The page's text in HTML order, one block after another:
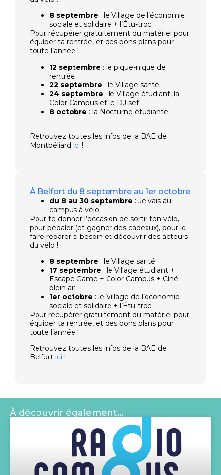
8 septembre : le Village de l’économie
sociale et solidaire + l’Étu-troc
Pour récupérer gratuitement du matériel pour
équiper ta rentrée, et des bons plans pour
toute l’année !
12 septembre : le pique-nique de
rentrée
22 septembre : le Village santé
24 septembre : le Village étudiant, la
Color Campus et le DJ set
8 octobre : la Nocturne étudiante
Retrouvez toutes les infos de la BAE de
Montbéliard ici !
À Belfort du 8 septembre au 1er octobre
du 8 au 30 septembre : Je vais au
campus à vélo
Pour te donner l’occasion de sortir ton vélo,
pour pédaler (et gagner des cadeaux), pour le
faire réparer si besoin et découvrir des acteurs
du vélo !
8 septembre : le Village santé
17 septembre : le Village étudiant +
Escape Game + Color Campus + Ciné
plein air
1er octobre : le Village de l’économie
sociale et solidaire + l’Étu-troc
Pour récupérer gratuitement du matériel pour
équiper ta rentrée, et des bons plans pour
toute l’année !
Retrouvez toutes les infos de la BAE de
Belfort ici !
À découvrir également…